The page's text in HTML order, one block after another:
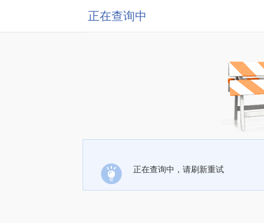
正在查询中
正在查询中，请刷新重试